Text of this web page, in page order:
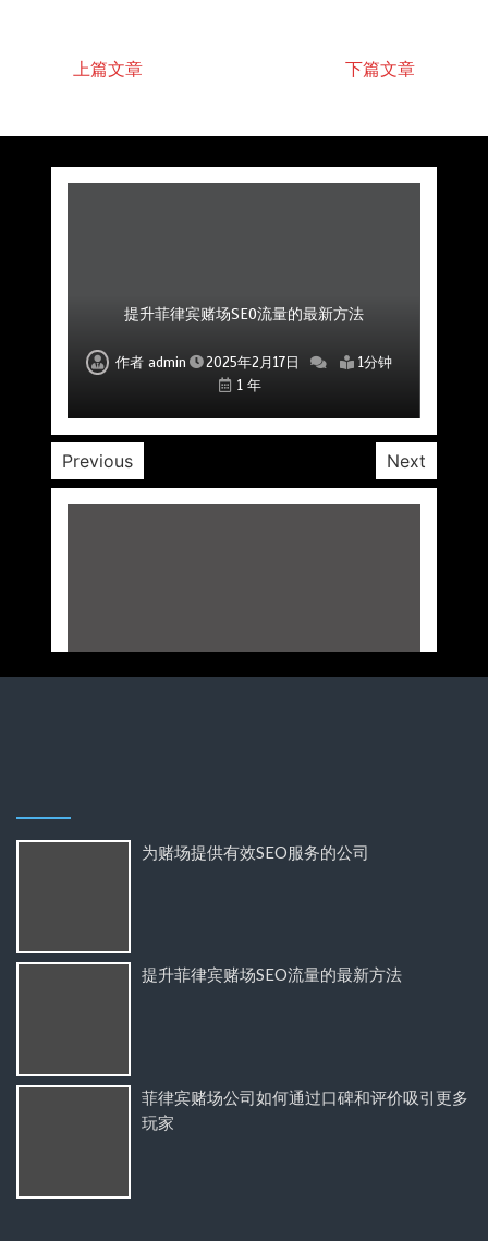
上篇文章 下篇文章
为赌场提供有效SEO服务的公司
作者 admin 2025年2月17日
1分钟
1 年
提升菲律宾赌场SEO流量的最新方法
作者 admin 2025年2月17日
1分钟
1 年
家
作者 admin 2025年2月17日
1分钟
1 年
如何通过SEO提升菲律宾赌场网站的排名
作者 admin 2025年2月17日
1分钟
1 年
提升赌场SEO效果的关键优化方案
作者 admin 2025年2月17日
1分钟
1 年
菲律宾赌场公司如何运用创新手段增加市场份额
作者 admin 2025年2月17日
1分钟
1 年
如何通过SEO增加菲律宾赌场的潜在客户
作者 admin 2025年2月17日
1分钟
1 年
Previous Next
为赌场提供有效SEO服务的公司
提升菲律宾赌场SEO流量的最新方法
菲律宾赌场公司如何通过口碑和评价吸引更多
玩家